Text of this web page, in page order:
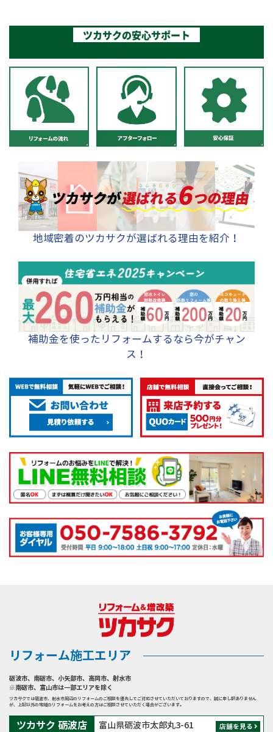
ツカサクの安心サポート
地域密着のツカサクが選ばれる理由を紹介！
補助金を使ったリフォームするなら今がチャン
ス！
リフォーム施工エリア
砺波市、 南砺市、 小矢部市、 高岡市、 射水市
※南砺市、富山市は一部エリアを除く
ツカサクでは砺波市、射水市周辺のリフォームのご相談を優先してご対応させていただいておりますので、誠に申し訳ありません
が、上記以外の地域のリフォームをお考えの方はご相談させていただく場合がございます。
ツカサク 砺波店 富山県砺波市太郎丸3-61 店舗を見る